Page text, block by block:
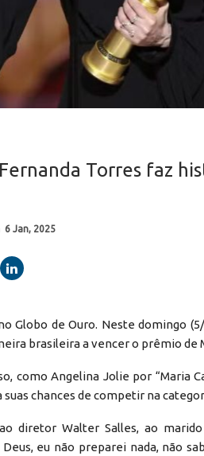
Torres faz
6 Jan, 2025
Globo de Ouro. Neste domingo
brasileira a vencer o prêmio
como Angelina Jolie por “Maria
chances de competir na
diretor Walter Salles, ao
Deus, eu não preparei nada, não